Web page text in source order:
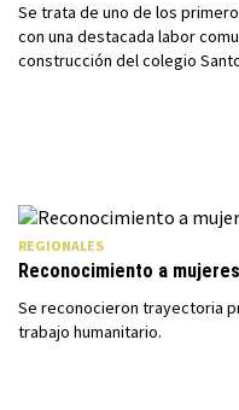
Se trata de uno de los
con una destacada labor
construcción del colegio
REGIONALES
Reconocimiento a
Se reconocieron trayectoria
trabajo humanitario.